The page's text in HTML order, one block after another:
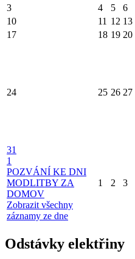
3 4 5 6
10
11 12 13
17
18 19 20
24 25 26 27
31
1
POZVÁNÍ KE DNI
MODLITBY ZA
DOMOV
Zobrazit všechny
záznamy ze dne
1 2 3
Odstávky elektřiny